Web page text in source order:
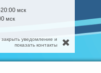
мск
мск
закрыть уведомление и
показать контакты